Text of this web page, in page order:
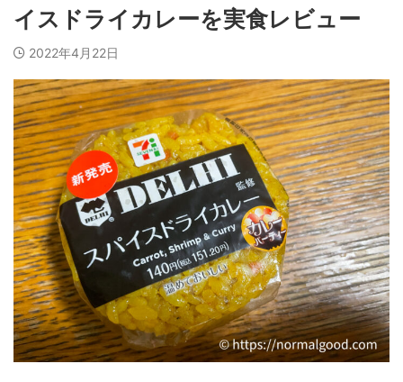
イスドライカレーを実食レビュー
2022年4月22日